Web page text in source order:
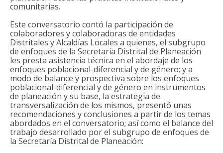
CONSEJO CONSULTIVO LGBTI
MANUAL DE MARCA
NOTICIAS
DOCUMENTOS
GALERÍA
SUSCRÍBETE
comunitarias.
Este conversatorio contó la participación de
colaboradores y colaboradoras de entidades
Distritales y Alcaldías Locales a quienes, el subgrupo
de enfoques de la Secretaría Distrital de Planeación
les presta asistencia técnica en el abordaje de los
enfoques poblacional-diferencial y de género; y a
modo de balance y prospectiva sobre los enfoques
poblacional-diferencial y de género en instrumentos
de planeación y su base, la estrategia de
transversalización de los mismos, presentó unas
recomendaciones y conclusiones a partir de los temas
abordados en el conversatorio; así como el balance del
trabajo desarrollado por el subgrupo de enfoques de
la Secretaría Distrital de Planeación: